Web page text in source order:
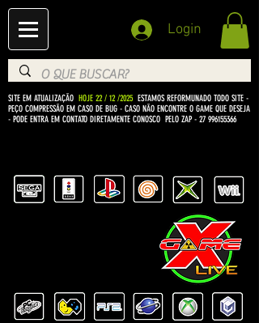
Login
SITE EM ATUALIZAÇÃO HOJE 22 / 12 /2025 ESTAMOS REFORMUNADO TODO SITE -
PEÇO COMPRESSÃO EM CASO DE BUG - CASO NÃO ENCONTRE O GAME QUE DESEJA
- PODE ENTRA EM CONTATO DIRETAMENTE CONOSCO PELO ZAP - 27 996155366